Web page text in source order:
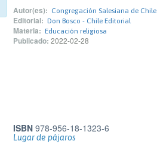
Autor(es): Congregación Salesiana de Chile
Editorial: Don Bosco - Chile Editorial
Materia: Educación religiosa
Publicado: 2022-02-28
ISBN 978-956-18-1323-6
Lugar de pájaros